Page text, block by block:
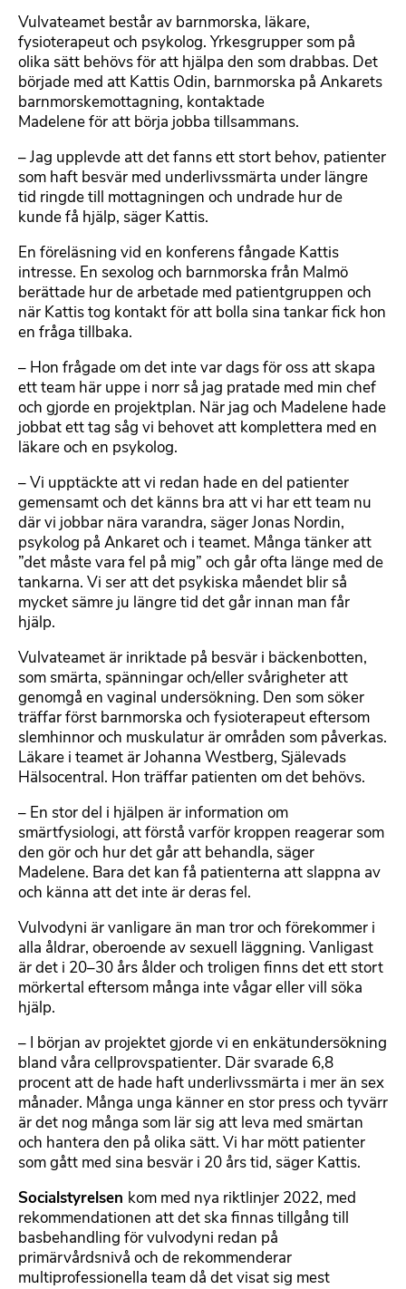
Vulvateamet består av barnmorska, läkare,
fysioterapeut och psykolog. Yrkesgrupper som på
olika sätt behövs för att hjälpa den som drabbas. Det
började med att Kattis Odin, barnmorska på Ankarets
barnmorskemottagning, kontaktade
Madelene för att börja jobba tillsammans.
– Jag upplevde att det fanns ett stort behov, patienter
som haft besvär med underlivssmärta under längre
tid ringde till mottagningen och undrade hur de
kunde få hjälp, säger Kattis.
En föreläsning vid en konferens fångade Kattis
intresse. En sexolog och barnmorska från Malmö
berättade hur de arbetade med patientgruppen och
när Kattis tog kontakt för att bolla sina tankar fick hon
en fråga tillbaka.
– Hon frågade om det inte var dags för oss att skapa
ett team här uppe i norr så jag pratade med min chef
och gjorde en projektplan. När jag och Madelene hade
jobbat ett tag såg vi behovet att komplettera med en
läkare och en psykolog.
– Vi upptäckte att vi redan hade en del patienter
gemensamt och det känns bra att vi har ett team nu
där vi jobbar nära varandra, säger Jonas Nordin,
psykolog på Ankaret och i teamet. Många tänker att
”det måste vara fel på mig” och går ofta länge med de
tankarna. Vi ser att det psykiska måendet blir så
mycket sämre ju längre tid det går innan man får
hjälp.
Vulvateamet är inriktade på besvär i bäckenbotten,
som smärta, spänningar och/eller svårigheter att
genomgå en vaginal undersökning. Den som söker
träffar först barnmorska och fysioterapeut eftersom
slemhinnor och muskulatur är områden som påverkas.
Läkare i teamet är Johanna Westberg, Själevads
Hälsocentral. Hon träffar patienten om det behövs.
– En stor del i hjälpen är information om
smärtfysiologi, att förstå varför kroppen reagerar som
den gör och hur det går att behandla, säger
Madelene. Bara det kan få patienterna att slappna av
och känna att det inte är deras fel.
Vulvodyni är vanligare än man tror och förekommer i
alla åldrar, oberoende av sexuell läggning. Vanligast
är det i 20–30 års ålder och troligen finns det ett stort
mörkertal eftersom många inte vågar eller vill söka
hjälp.
– I början av projektet gjorde vi en enkätundersökning
bland våra cellprovspatienter. Där svarade 6,8
procent att de hade haft underlivssmärta i mer än sex
månader. Många unga känner en stor press och tyvärr
är det nog många som lär sig att leva med smärtan
och hantera den på olika sätt. Vi har mött patienter
som gått med sina besvär i 20 års tid, säger Kattis.
Socialstyrelsen kom med nya riktlinjer 2022, med
rekommendationen att det ska finnas tillgång till
basbehandling för vulvodyni redan på
primärvårdsnivå och de rekommenderar
multiprofessionella team då det visat sig mest